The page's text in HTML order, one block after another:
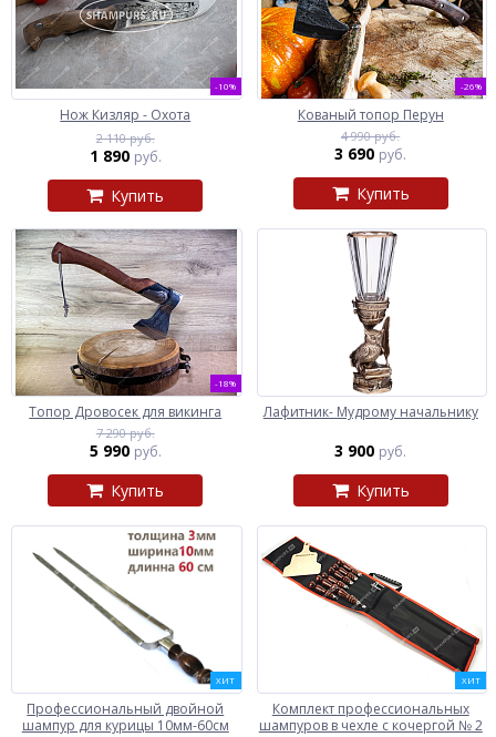
-10%
Нож Кизляр - Охота
2 110 руб.
1 890 руб.
Купить
-26%
Кованый топор Перун
4 990 руб.
3 690 руб.
Купить
-18%
Топор Дровосек для викинга
7 290 руб.
5 990 руб.
Купить
Лафитник- Мудрому начальнику
3 900 руб.
Купить
ХИТ
Профессиональный двойной
шампур для курицы 10мм-60см
ХИТ
Комплект профессиональных
шампуров в чехле с кочергой № 2